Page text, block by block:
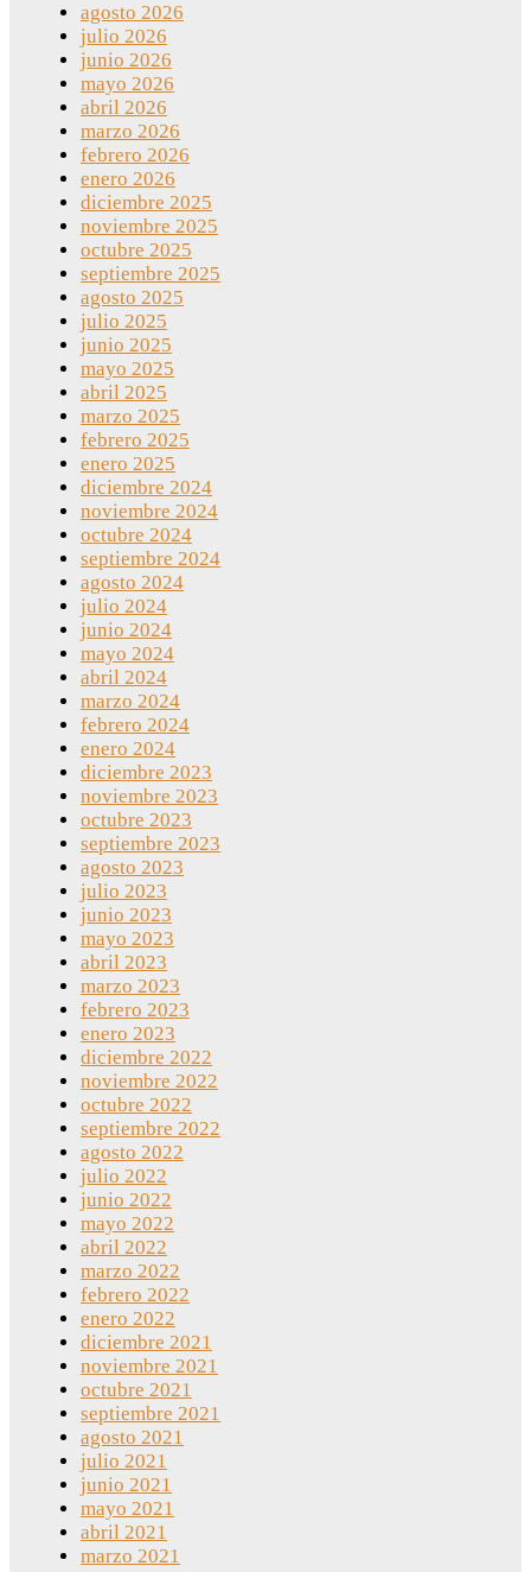
agosto 2026
julio 2026
junio 2026
mayo 2026
abril 2026
marzo 2026
febrero 2026
enero 2026
diciembre 2025
noviembre 2025
octubre 2025
septiembre 2025
agosto 2025
julio 2025
junio 2025
mayo 2025
abril 2025
marzo 2025
febrero 2025
enero 2025
diciembre 2024
noviembre 2024
octubre 2024
septiembre 2024
agosto 2024
julio 2024
junio 2024
mayo 2024
abril 2024
marzo 2024
febrero 2024
enero 2024
diciembre 2023
noviembre 2023
octubre 2023
septiembre 2023
agosto 2023
julio 2023
junio 2023
mayo 2023
abril 2023
marzo 2023
febrero 2023
enero 2023
diciembre 2022
noviembre 2022
octubre 2022
septiembre 2022
agosto 2022
julio 2022
junio 2022
mayo 2022
abril 2022
marzo 2022
febrero 2022
enero 2022
diciembre 2021
noviembre 2021
octubre 2021
septiembre 2021
agosto 2021
julio 2021
junio 2021
mayo 2021
abril 2021
marzo 2021